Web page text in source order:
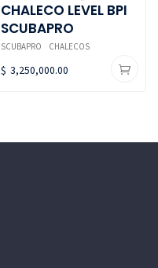
CHALECO LEVEL BPI
SCUBAPRO
SCUBAPRO CHALECOS
$ 3,250,000.00